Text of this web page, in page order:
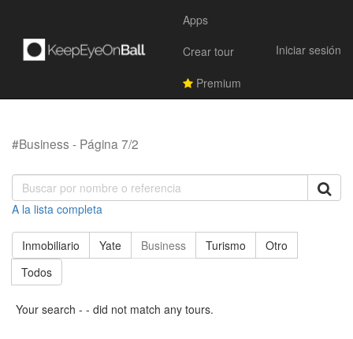
Apps
Crear tour
Premium
Iniciar sesión
#Business - Página 7/2
A la lista completa
Inmobiliario Yate Business Turismo
Otro
Todos
Your search - - did not match any tours.